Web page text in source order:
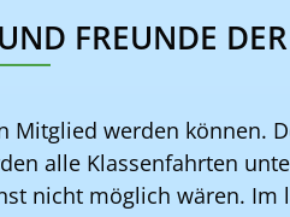
FREUNDE
Mitglied werden können.
alle Klassenfahrten
nicht möglich wären. Im